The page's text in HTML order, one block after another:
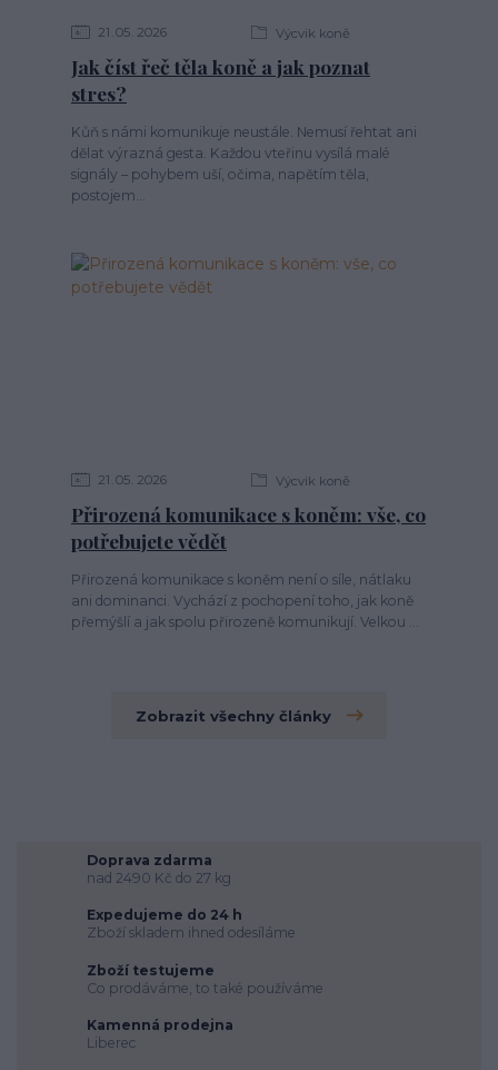
21 05 2026 Výcvik koně
Jak číst řeč těla koně a jak poznat
stres?
Kůň s námi komunikuje neustále. Nemusí řehtat ani
dělat výrazná gesta. Každou vteřinu vysílá malé
signály – pohybem uší, očima, napětím těla,
postojem...
21 05 2026 Výcvik koně
Přirozená komunikace s koněm: vše, co
potřebujete vědět
Přirozená komunikace s koněm není o síle, nátlaku
ani dominanci. Vychází z pochopení toho, jak koně
přemýšlí a jak spolu přirozeně komunikují. Velkou ...
Zobrazit všechny články
Doprava zdarma
nad 2490 Kč do 27 kg
Expedujeme do 24 h
Zboží skladem ihned odesíláme
Zboží testujeme
Co prodáváme, to také používáme
Kamenná prodejna
Liberec